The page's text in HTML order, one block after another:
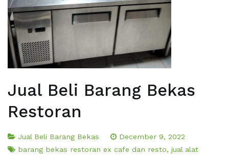
Jual Beli Barang Bekas
Restoran
Jual Beli Barang Bekas
December 9, 2022
barang bekas restoran ex cafe dan resto, jual alat